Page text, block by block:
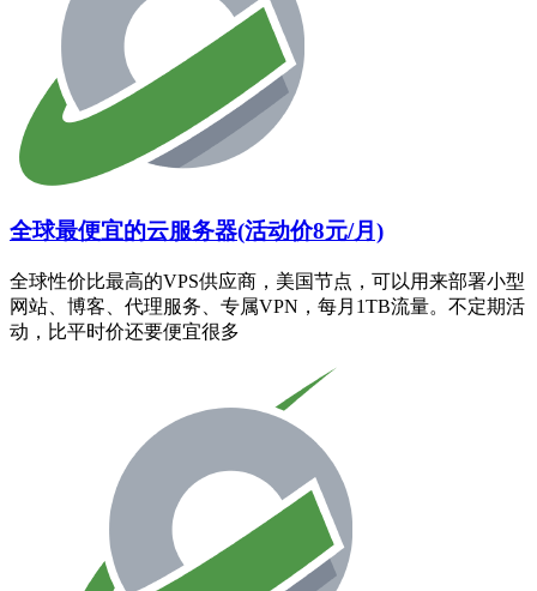
全球最便宜的云服务器(活动价8元/月)
全球性价比最高的VPS供应商，美国节点，可以用来部署小型
网站、博客、代理服务、专属VPN，每月1TB流量。不定期活
动，比平时价还要便宜很多